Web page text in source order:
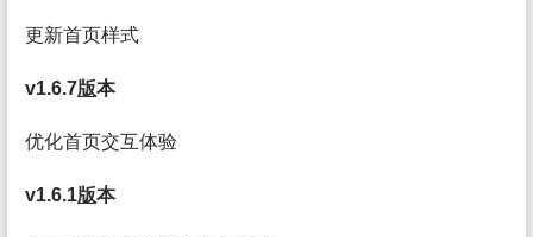
更新首页样式
v1.6.7版本
优化首页交互体验
v1.6.1版本